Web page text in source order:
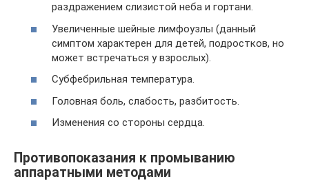
раздражением слизистой неба и гортани.
Увеличенные шейные лимфоузлы (данный
симптом характерен для детей, подростков, но
может встречаться у взрослых).
Субфебрильная температура.
Головная боль, слабость, разбитость.
Изменения со стороны сердца.
Противопоказания к промыванию
аппаратными методами